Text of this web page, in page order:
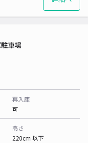
車場
再入庫
可
高さ
220cm 以下